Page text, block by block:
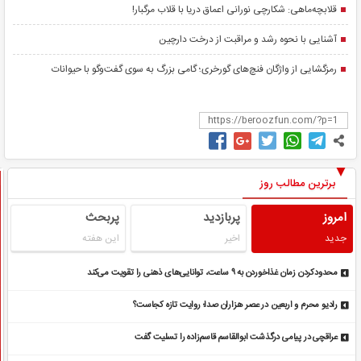
قلابچه‌ماهی: شکارچی نورانی اعماق دریا با قلاب مرگبار!
آشنایی با نحوه رشد و مراقبت از درخت دارچین
رمزگشایی از واژگان فنچ‌های گورخری؛ گامی بزرگ به سوی گفت‌وگو با حیوانات
برترین مطالب روز
امروز
جدید
پربازدید
اخیر
پربحث
این هفته
محدودکردن زمان غذاخوردن به ۹ ساعت، توانایی‌های ذهنی را تقویت می‌کند
رادیو محرم و اربعین در عصر هزاران صدا؛ روایت تازه کجاست؟
عراقچی در پیامی درگذشت ابوالقاسم قاسم‌زاده را تسلیت گفت